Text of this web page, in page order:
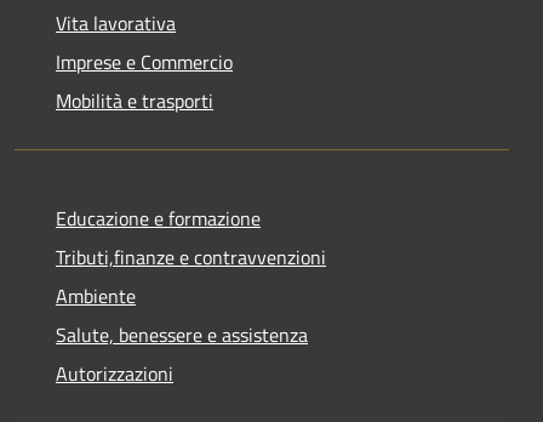
Vita lavorativa
Imprese e Commercio
Mobilità e trasporti
Educazione e formazione
Tributi,finanze e contravvenzioni
Ambiente
Salute, benessere e assistenza
Autorizzazioni